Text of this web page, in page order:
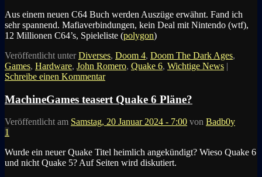
Aus einem neuen C64 Buch werden Auszüge erwähnt. Fand ich
sehr spannend. Mafiaverbindungen, kein Deal mit Nintendo (wtf),
12 Millionen C64’s, Spieleliste (polygon)
Veröffentlicht unter Diverses, Doom 4, Doom The Dark Ages,
Games, Hardware, John Romero, Quake 6, Wichtige News |
Schreibe einen Kommentar
MachineGames teasert Quake 6 Pläne?
Veröffentlicht am Samstag, 20 Januar 2024 - 7:00 von Badb0y
1
Wurde ein neuer Quake Titel heimlich angekündigt? Wieso Quake 6
und nicht Quake 5? Auf Seiten wird diskutiert.